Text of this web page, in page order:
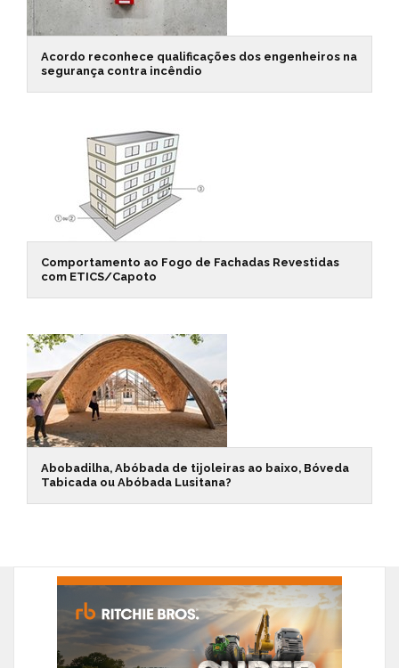
Acordo reconhece qualificações dos engenheiros na
segurança contra incêndio
Comportamento ao Fogo de Fachadas Revestidas
com ETICS/Capoto
Abobadilha, Abóbada de tijoleiras ao baixo, Bóveda
Tabicada ou Abóbada Lusitana?